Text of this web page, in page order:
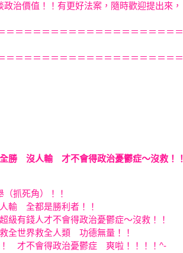
治價值！！有更好法案，隨時歡迎提出來，
＝＝＝＝＝＝＝＝＝＝＝＝＝＝＝＝＝＝＝＝
＝＝＝＝＝＝＝＝＝＝＝＝＝＝＝＝＝＝＝＝
勝 沒人輸 才不會得政治憂鬱症～沒救！！
抓死角）！！
輸 全都是勝利者！！
有錢人才不會得政治憂鬱症～沒救！！
世界救全人類 功德無量！！
才不會得政治憂鬱症 爽啦！！！！^-